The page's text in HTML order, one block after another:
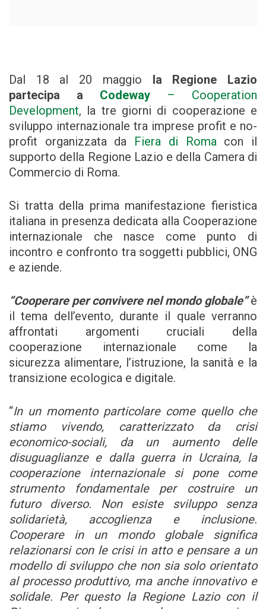
Dal 18 al 20 maggio la Regione Lazio
partecipa a Codeway – Cooperation
Development, la tre giorni di cooperazione e
sviluppo internazionale tra imprese profit e no-
profit organizzata da Fiera di Romacon il
supporto della Regione Lazio e della Camera di
Commercio di Roma.
Si tratta della prima manifestazione fieristica
italiana in presenza dedicata alla Cooperazione
internazionale che nasce come punto di
incontro e confronto tra soggetti pubblici, ONG
e aziende.
“Cooperare per convivere nel mondo globale”è
il tema dell’evento, durante il quale verranno
affrontati argomenti cruciali della
cooperazione internazionale come la
sicurezza alimentare, l’istruzione, la sanità e la
transizione ecologica e digitale.
“In un momento particolare come quello che
stiamo vivendo, caratterizzato da crisi
economico-sociali, da un aumento delle
disuguaglianze e dalla guerra in Ucraina, la
cooperazione internazionale si pone come
strumento fondamentale per costruire un
futuro diverso.
Non esiste sviluppo senza
solidarietà, accoglienza e inclusione.
Cooperare in un mondo globale significa
relazionarsi con le crisi in atto e pensare a un
modello di sviluppo che non sia solo orientato
al processo produttivo, ma anche innovativo e
solidale. Per questo la Regione Lazio con il